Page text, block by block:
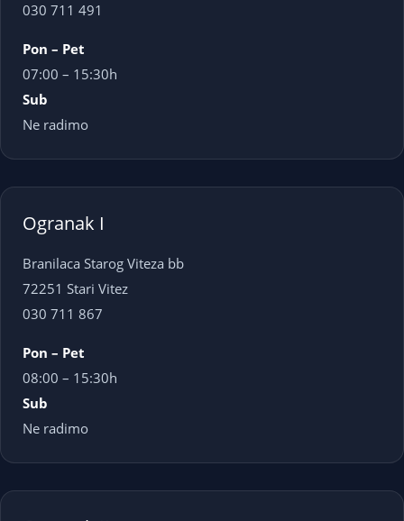
030 711 491
Pon – Pet
07:00 – 15:30h
Sub
Ne radimo
Ogranak I
Branilaca Starog Viteza bb
72251 Stari Vitez
030 711 867
Pon – Pet
08:00 – 15:30h
Sub
Ne radimo